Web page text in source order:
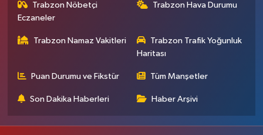
Trabzon Nöbetçi
Eczaneler
Trabzon Hava Durumu
Trabzon Namaz Vakitleri
Trabzon Trafik Yoğunluk
Haritası
Puan Durumu ve Fikstür Tüm Manşetler
Son Dakika Haberleri Haber Arşivi